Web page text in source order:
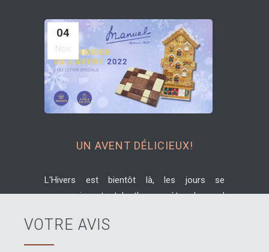
04
Nov
UN AVENT DÉLICIEUX!
L'Hivers est bientôt là, les jours se
raccourcissent et le thermomètre descend
que d'offrir à vos proches des douceurs
pendant cette merveilleuse période de fêtes
VOTRE AVIS